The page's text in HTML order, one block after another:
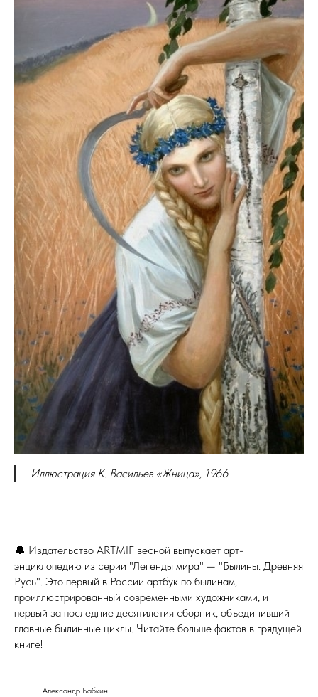
Иллюстрация К. Васильев «Жница», 1966
🔔 Издательство ARTMIF весной выпускает арт-
энциклопедию из серии "Легенды мира" — "Былины. Древняя
Русь". Это первый в России артбук по былинам,
проиллюстрированный современными художниками, и
первый за последние десятилетия сборник, объединивший
главные былинные циклы. Читайте больше фактов в грядущей
книге!
Александр Бабкин